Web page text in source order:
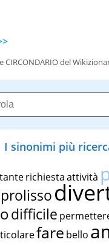
del
I sinonimi più
richiestaattività
prolisso
difficile
fare bello